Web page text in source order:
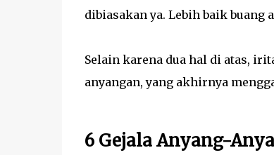
dibiasakan ya. Lebih baik
Selain karena dua hal di atas,
anyangan, yang akhirnya
6 Gejala Anyang-